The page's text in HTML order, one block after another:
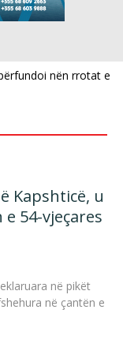
nën rrotat e
ja të rivendosë
Kapshticë, u
54-vjeçares
në pikët
në çantën e